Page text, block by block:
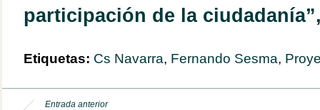
participación de la
Etiquetas: Cs Navarra, Fernando Sesma,
Entrada anterior